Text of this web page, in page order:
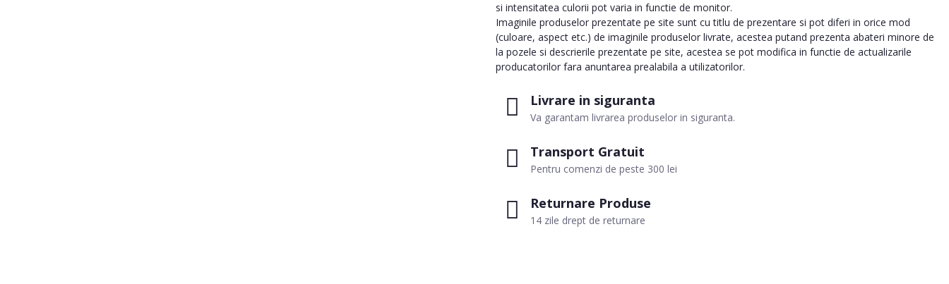
Livrare in siguranta
Va garantam livrarea produselor in siguranta.
Transport Gratuit
Pentru comenzi de peste 300 lei
Returnare Produse
14 zile drept de returnare
si intensitatea culorii pot varia in functie de monitor.
Imaginile produselor prezentate pe site sunt cu titlu de prezentare si pot diferi in orice mod
(culoare, aspect etc.) de imaginile produselor livrate, acestea putand prezenta abateri minore de
la pozele si descrierile prezentate pe site, acestea se pot modifica in functie de actualizarile
producatorilor fara anuntarea prealabila a utilizatorilor.